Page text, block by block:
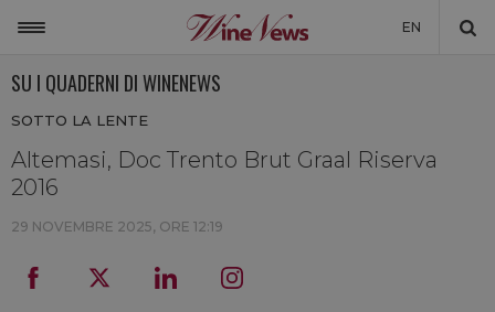
EN
NON SOLO VINO
SU I QUADERNI DI WINENEWS
SOTTO LA LENTE
Altemasi, Doc Trento Brut Graal Riserva
2016
29 NOVEMBRE 2025, ORE 12:19